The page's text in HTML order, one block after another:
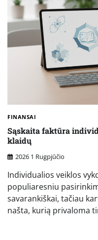
FINANSAI
Sąskaita faktūra
klaidų
2026 1 Rugpjūčio
Individualios veiklos
populiaresniu
savarankiškai, tačiau
našta, kurią privaloma